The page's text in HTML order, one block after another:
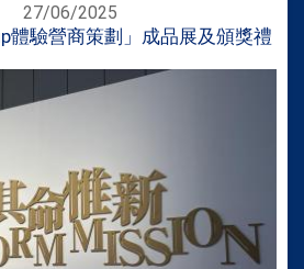
27/06/2025
體驗營商策劃」成品展及頒獎禮